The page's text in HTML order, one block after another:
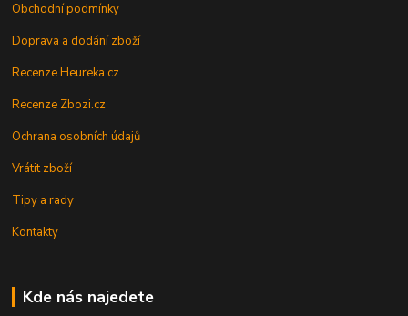
Obchodní podmínky
Doprava a dodání zboží
Recenze Heureka.cz
Recenze Zbozi.cz
Ochrana osobních údajů
Vrátit zboží
Tipy a rady
Kontakty
Kde nás najedete